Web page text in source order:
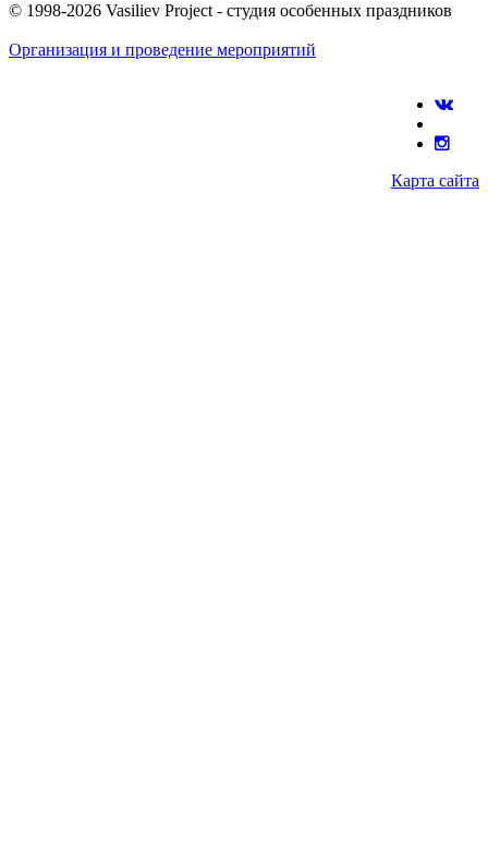
© 1998-2026 Vasiliev Project - студия особенных праздников
Организация и проведение мероприятий
Карта сайта